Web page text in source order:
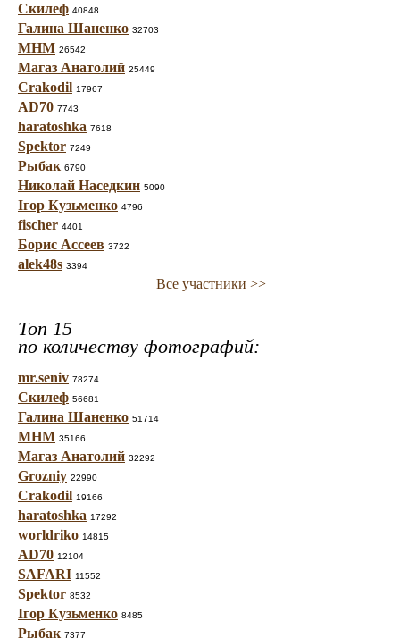
Скилеф 40848
Галина Шаненко 32703
МНМ 26542
Магаз Анатолий 25449
Crakodil 17967
AD70 7743
haratoshka 7618
Spektor 7249
Рыбак 6790
Николай Наседкин 5090
Ігор Кузьменко 4796
fischer 4401
Борис Ассеев 3722
alek48s 3394
Все участники >>
Топ 15
по количеству фотографий:
mr.seniv 78274
Скилеф 56681
Галина Шаненко 51714
МНМ 35166
Магаз Анатолий 32292
Grozniy 22990
Crakodil 19166
haratoshka 17292
worldriko 14815
AD70 12104
SAFARI 11552
Spektor 8532
Ігор Кузьменко 8485
Рыбак 7377